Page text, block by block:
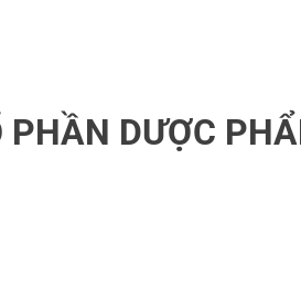
PHẦN DƯỢC